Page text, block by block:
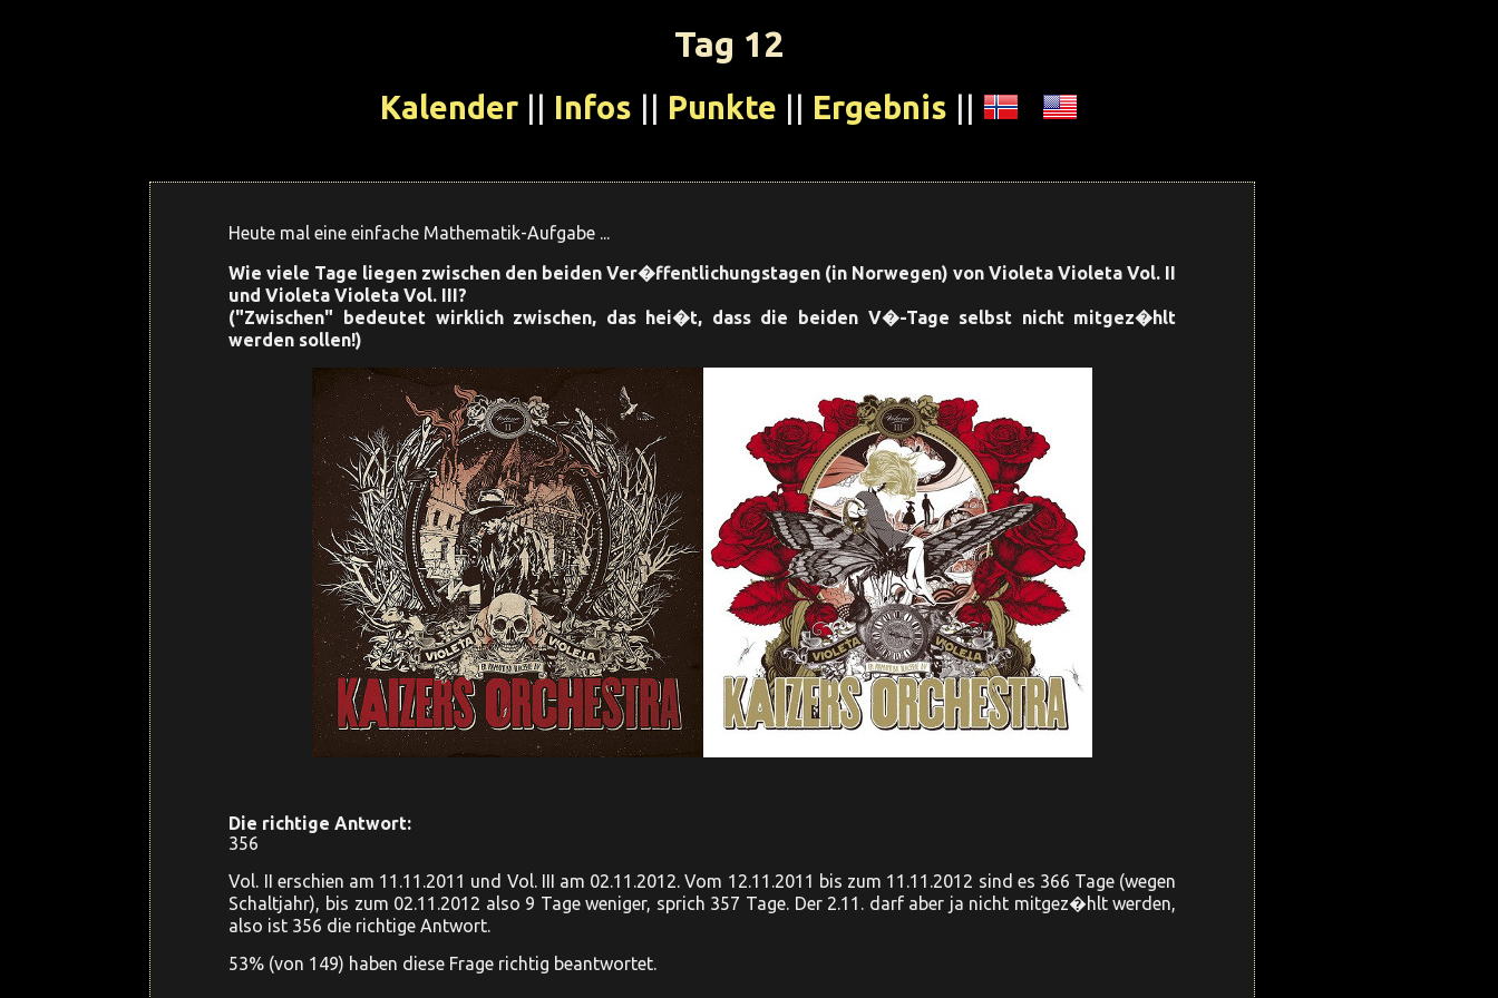
Tag 12
Kalender || Infos || Punkte || Ergebnis ||
Heute mal eine einfache Mathematik-Aufgabe ...
Wie viele Tage liegen zwischen den beiden Ver�ffentlichungstagen (in Norwegen) von Violeta Violeta Vol. II
und Violeta Violeta Vol. III?
("Zwischen" bedeutet wirklich zwischen, das hei�t, dass die beiden V�-Tage selbst nicht mitgez�hlt
werden sollen!)
Die richtige Antwort:
356
Vol. II erschien am 11.11.2011 und Vol. III am 02.11.2012. Vom 12.11.2011 bis zum 11.11.2012 sind es 366 Tage (wegen
Schaltjahr), bis zum 02.11.2012 also 9 Tage weniger, sprich 357 Tage. Der 2.11. darf aber ja nicht mitgez�hlt werden,
also ist 356 die richtige Antwort.
53% (von 149) haben diese Frage richtig beantwortet.